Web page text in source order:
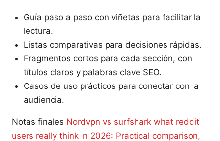
Guía paso a paso con viñetas para facilitar la
lectura.
Listas comparativas para decisiones rápidas.
Fragmentos cortos para cada sección, con
títulos claros y palabras clave SEO.
Casos de uso prácticos para conectar con la
audiencia.
Notas finales Nordvpn vs surfshark what reddit
users really think in 2026: Practical comparison,